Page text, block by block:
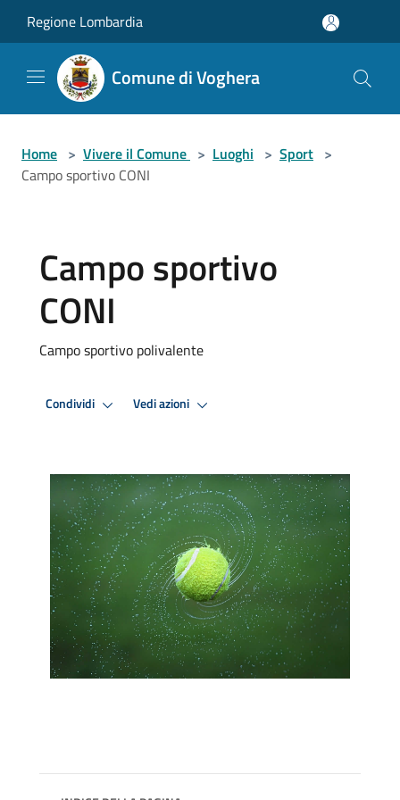
Regione Lombardia
Comune di Voghera
Home > Vivere il Comune > Luoghi > Sport >
Campo sportivo CONI
Campo sportivo
CONI
Campo sportivo polivalente
Condividi Vedi azioni